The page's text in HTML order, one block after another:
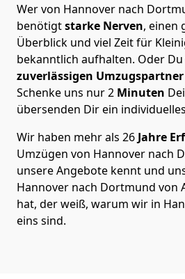
Wer von Hannover nach
benötigtstarke Nerven, einen
Überblick und viel Zeit für
bekanntlich aufhalten. Oder
zuverlässigen Umzugspartner
Schenke uns nur2 Minuten
übersenden Dir ein
Wir haben mehr als 26 Jahre
Umzügen von Hannover nach
unsere Angebote kennt und
Hannover nach Dortmund von
hat, der weiß, warum wir in
eins sind.